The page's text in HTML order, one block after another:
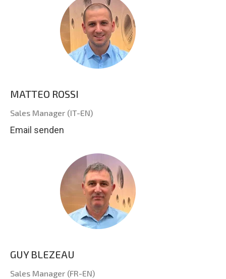
MATTEO ROSSI
Sales Manager (IT-EN)
Email senden
GUY BLEZEAU
Sales Manager (FR-EN)